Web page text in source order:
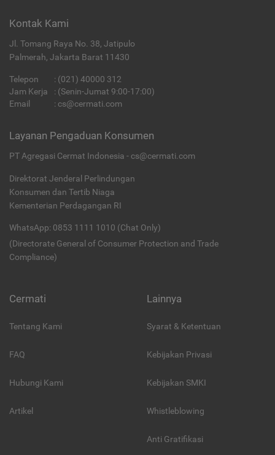
Kontak Kami
Jl. Tomang Raya No. 38, Jatipulo
Palmerah, Jakarta Barat 11430
Telepon : (021) 40000 312
Jam Kerja
: (Senin-Jumat 9:00-17:00)
Email
: cs@cermati.com
Layanan Pengaduan Konsumen
PT Agregasi Cermat Indonesia - cs@cermati.com
Direktorat Jenderal Perlindungan
Konsumen dan Tertib Niaga
Kementerian Perdagangan RI
WhatsApp: 0853 1111 1010 (Chat Only)
(Directorate General of Consumer Protection and Trade
Compliance)
Cermati
Tentang Kami
FAQ
Hubungi Kami
Artikel
Lainnya
Syarat & Ketentuan
Kebijakan Privasi
Kebijakan SMKI
Whistleblowing
Anti Gratifikasi